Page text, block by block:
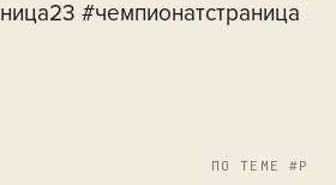
#чемпионатстраница
ПО ТЕМЕ